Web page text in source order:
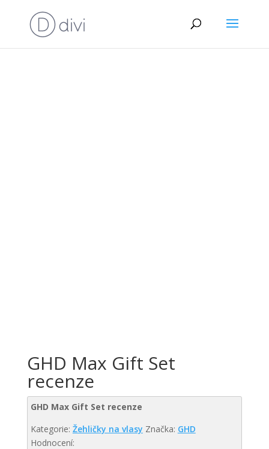
GHD Max Gift Set
recenze
GHD Max Gift Set recenze
Kategorie: Žehličky na vlasy Značka: GHD
Hodnocení: